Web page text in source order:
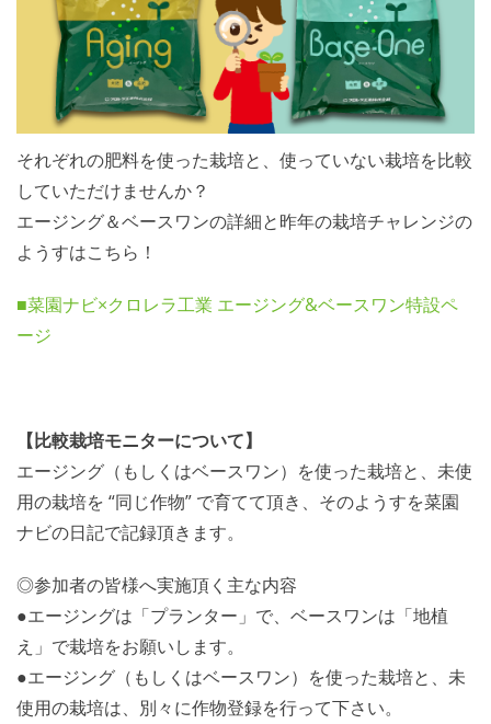
それぞれの肥料を使った栽培と、使っていない栽培を比較
していただけませんか？
エージング＆ベースワンの詳細と昨年の栽培チャレンジの
ようすはこちら！
■菜園ナビ×クロレラ工業 エージング&ベースワン特設ペ
ージ
【比較栽培モニターについて】
エージング（もしくはベースワン）を使った栽培と、未使
用の栽培を “同じ作物” で育てて頂き、そのようすを菜園
ナビの日記で記録頂きます。
◎参加者の皆様へ実施頂く主な内容
●エージングは「プランター」で、ベースワンは「地植
え」で栽培をお願いします。
●エージング（もしくはベースワン）を使った栽培と、未
使用の栽培は、別々に作物登録を行って下さい。